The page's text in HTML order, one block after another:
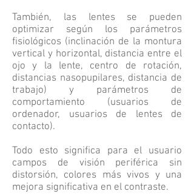
También, las lentes se pueden
optimizar según los parámetros
fisiológicos (inclinación de la montura
vertical y horizontal, distancia entre el
ojo y la lente, centro de rotación,
distancias nasopupilares, distancia de
trabajo) y parámetros de
comportamiento (usuarios de
ordenador, usuarios de lentes de
contacto).
Todo esto significa para el usuario
campos de visión periférica sin
distorsión, colores más vivos y una
mejora significativa en el contraste.